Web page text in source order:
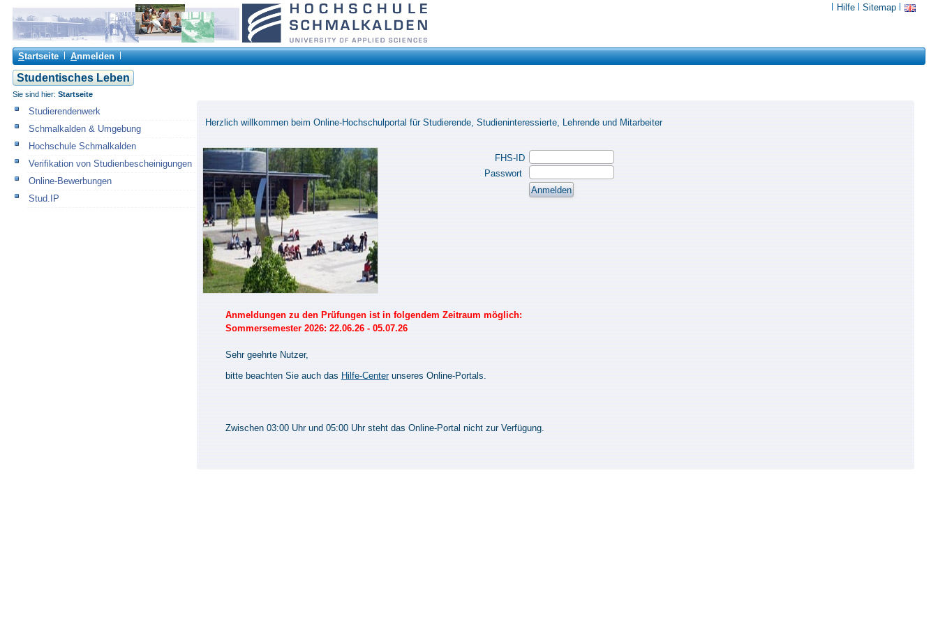
Hilfe Sitemap
Startseite Anmelden
Studentisches Leben
Sie sind hier: Startseite
Studierendenwerk
Schmalkalden & Umgebung
Hochschule Schmalkalden
Verifikation von Studienbescheinigungen
Online-Bewerbungen
Stud.IP
Herzlich willkommen beim Online-Hochschulportal für Studierende, Studieninteressierte, Lehrende und Mitarbeiter
FHS-ID
Passwort
Anmeldungen zu den Prüfungen ist in folgendem Zeitraum möglich:
Sommersemester 2026: 22.06.26 - 05.07.26
Sehr geehrte Nutzer,
bitte beachten Sie auch das Hilfe-Centerunseres Online-Portals.
Zwischen 03:00 Uhr und 05:00 Uhr steht das Online-Portal nicht zur Verfügung.